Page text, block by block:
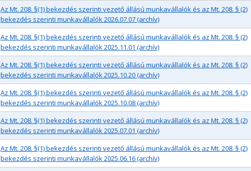
Az Mt. 208. §(1) bekezdés szerinti vezető állású munkavállalók és az Mt. 208. § (2)
bekezdés szerinti munkavállalók 2026.07.07 (archív)
Az Mt. 208. §(1) bekezdés szerinti vezető állású munkavállalók és az Mt. 208. § (2)
bekezdés szerinti munkavállalók 2025.11.01 (archív)
Az Mt. 208. §(1) bekezdés szerinti vezető állású munkavállalók és az Mt. 208. § (2)
bekezdés szerinti munkavállalók 2025.10.20 (archív)
Az Mt. 208. §(1) bekezdés szerinti vezető állású munkavállalók és az Mt. 208. § (2)
bekezdés szerinti munkavállalók 2025.10.08 (archív)
Az Mt. 208. §(1) bekezdés szerinti vezető állású munkavállalók és az Mt. 208. § (2)
bekezdés szerinti munkavállalók 2025.07.01 (archív)
Az Mt. 208. §(1) bekezdés szerinti vezető állású munkavállalók és az Mt. 208. § (2)
bekezdés szerinti munkavállalók 2025.06.16 (archív)